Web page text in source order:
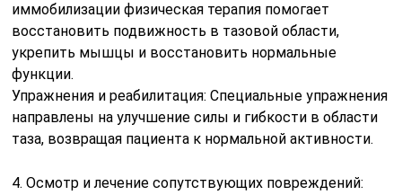
иммобилизации физическая терапия помогает
восстановить подвижность в тазовой области,
укрепить мышцы и восстановить нормальные
функции.
Упражнения и реабилитация: Специальные упражнения
направлены на улучшение силы и гибкости в области
таза, возвращая пациента к нормальной активности.
4. Осмотр и лечение сопутствующих повреждений: